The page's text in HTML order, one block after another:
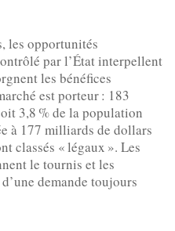
les opportunités
par l’État interpel­lent
les bénéfices
est porteur : 183
3,8 % de la population
à 177 milliards de dollars
classés « légaux ». Les
le tournis et les
demande toujours